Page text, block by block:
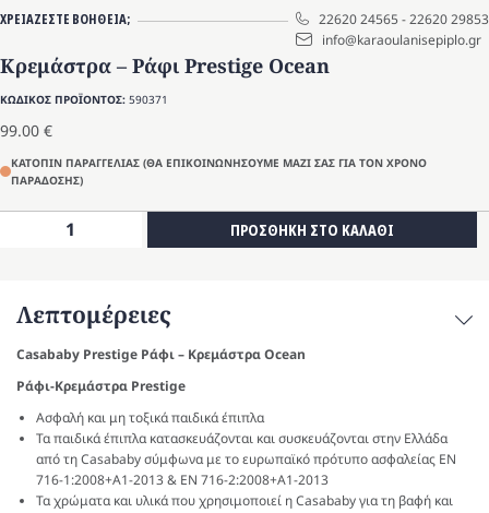
ΧΡΕΙΑΖΕΣΤΕ ΒΟΗΘΕΙΑ; 22620 24565-22620 29853
info@karaoulanisepiplo.gr
Κρεμάστρα – Ράφι Prestige Ocean
ΚΩΔΙΚΟΣ ΠΡΟΪΟΝΤΟΣ: 590371
99.00 €
ΚΑΤΟΠΙΝ ΠΑΡΑΓΓΕΛΙΑΣ (ΘΑ ΕΠΙΚΟΙΝΩΝΗΣΟΥΜΕ ΜΑΖΙ ΣΑΣ ΓΙΑ ΤΟΝ ΧΡΟΝΟ
ΠΑΡΑΔΟΣΗΣ)
Κρεμάστρα
Ocean
ΠΡΟΣΘΗΚΗ ΣΤΟ ΚΑΛΑΘΙ
Λεπτομέρειες
Casababy Prestige Ράφι – Κρεμάστρα Ocean
Ράφι-Κρεμάστρα Prestige
Ασφαλή και μη τοξικά παιδικά έπιπλα
Τα παιδικά έπιπλα κατασκευάζονται και συσκευάζονται στην Ελλάδα
από τη Casababy σύμφωνα με το ευρωπαϊκό πρότυπο ασφαλείας EN
716-1:2008+A1-2013 & EN 716-2:2008+A1-2013
Τα χρώματα και υλικά που χρησιμοποιεί η Casababy για τη βαφή και